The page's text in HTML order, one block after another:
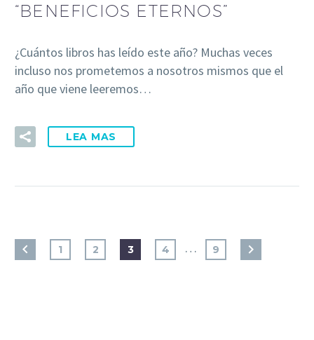
“BENEFICIOS ETERNOS”
¿Cuántos libros has leído este año? Muchas veces
incluso nos prometemos a nosotros mismos que el
año que viene leeremos…
LEA MAS
1 2 3 4 … 9